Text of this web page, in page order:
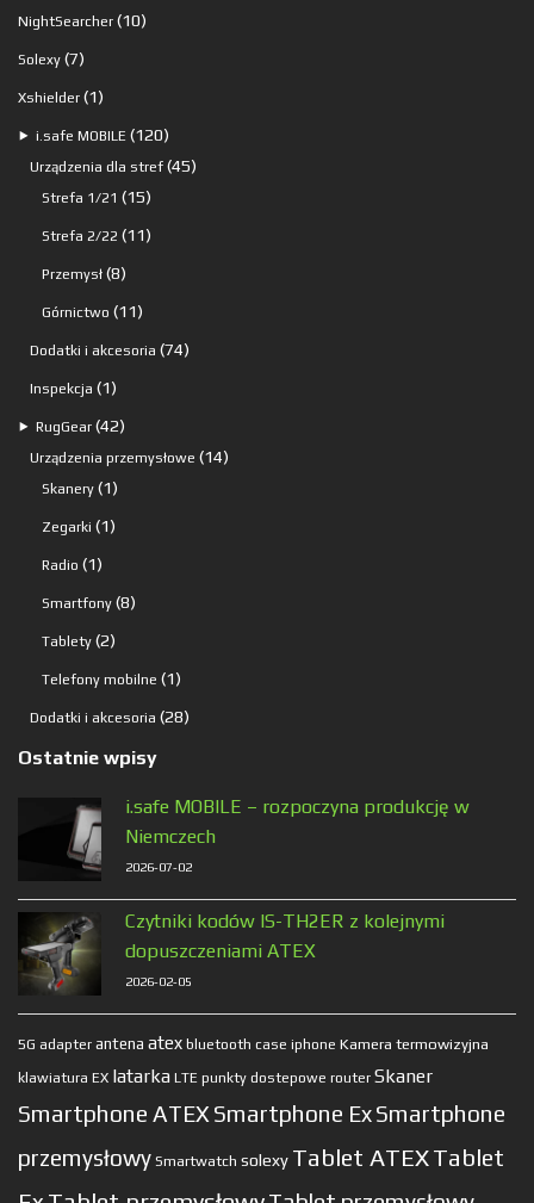
produkty
NightSearcher 1010
Solexy 77
produktów
Xshielder 11
produkt
⯈ i.safe MOBILE 120120
produktów
Urządzenia dla stref 4545
Strefa 1/21 1515
produktów
Strefa 2/22 1111
Przemysł 88
produktów
Górnictwo 1111
produktów
Dodatki i akcesoria 7474
Inspekcja 11
produkt
⯈ RugGear 4242
produkty
Urządzenia przemysłowe 1414
Skanery 11
produkt
Zegarki 11
Radio 11
produkt
Smartfony 88
Tablety 22
produkty
Telefony mobilne 11
produkt
Dodatki i akcesoria 2828
Ostatnie wpisy
i.safe MOBILE – rozpoczyna produkcję w
Niemczech
2026-07-02
Czytniki kodów IS-TH2ER z kolejnymi
dopuszczeniami ATEX
2026-02-05
5G adapter antena atex bluetooth case iphone Kamera termowizyjna
klawiatura EX latarka LTE punkty dostepowe router Skaner
Smartphone ATEX Smartphone ExSmartphone
przemysłowy Smartwatch solexy Tablet ATEXTablet